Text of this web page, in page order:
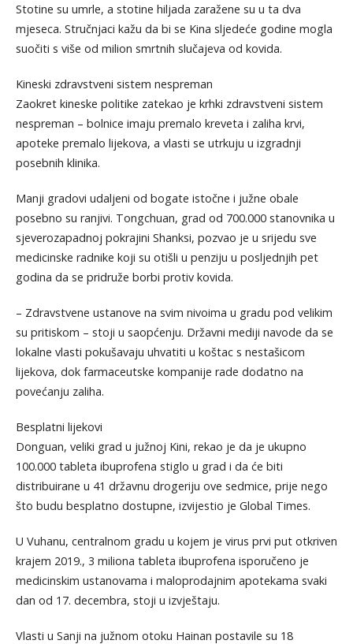
Stotine su umrle, a stotine hiljada zaražene su u ta dva
mjeseca. Stručnjaci kažu da bi se Kina sljedeće godine mogla
suočiti s više od milion smrtnih slučajeva od kovida.
Kineski zdravstveni sistem nespreman
Zaokret kineske politike zatekao je krhki zdravstveni sistem
nespreman – bolnice imaju premalo kreveta i zaliha krvi,
apoteke premalo lijekova, a vlasti se utrkuju u izgradnji
posebnih klinika.
Manji gradovi udaljeni od bogate istočne i južne obale
posebno su ranjivi. Tongchuan, grad od 700.000 stanovnika u
sjeverozapadnoj pokrajini Shanksi, pozvao je u srijedu sve
medicinske radnike koji su otišli u penziju u posljednjih pet
godina da se pridruže borbi protiv kovida.
– Zdravstvene ustanove na svim nivoima u gradu pod velikim
su pritiskom – stoji u saopćenju. Državni mediji navode da se
lokalne vlasti pokušavaju uhvatiti u koštac s nestašicom
lijekova, dok farmaceutske kompanije rade dodatno na
povećanju zaliha.
Besplatni lijekovi
Donguan, veliki grad u južnoj Kini, rekao je da je ukupno
100.000 tableta ibuprofena stiglo u grad i da će biti
distribuirane u 41 državnu drogeriju ove sedmice, prije nego
što budu besplatno dostupne, izvijestio je Global Times.
U Vuhanu, centralnom gradu u kojem je virus prvi put otkriven
krajem 2019., 3 miliona tableta ibuprofena isporučeno je
medicinskim ustanovama i maloprodajnim apotekama svaki
dan od 17. decembra, stoji u izvještaju.
Vlasti u Sanji na južnom otoku Hainan postavile su 18